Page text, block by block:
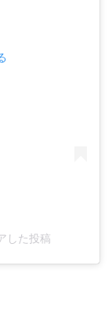
した投稿